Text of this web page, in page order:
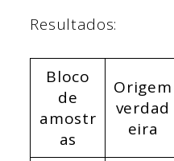
Resultados:
Bloco
de
amostr
as
Origem
verdad
eira